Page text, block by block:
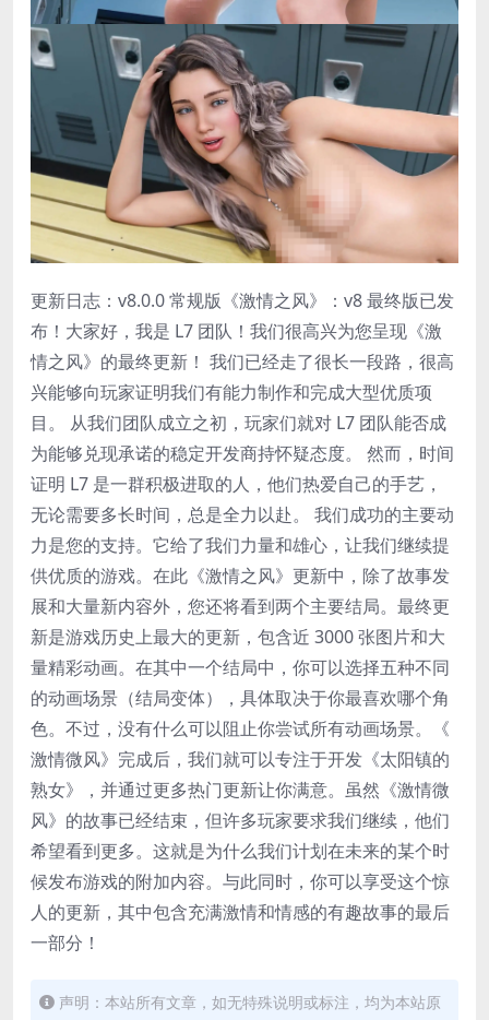
更新日志：v8.0.0 常规版《激情之风》：v8 最终版已发
布！大家好，我是 L7 团队！我们很高兴为您呈现《激
情之风》的最终更新！ 我们已经走了很长一段路，很高
兴能够向玩家证明我们有能力制作和完成大型优质项
目。 从我们团队成立之初，玩家们就对 L7 团队能否成
为能够兑现承诺的稳定开发商持怀疑态度。 然而，时间
证明 L7 是一群积极进取的人，他们热爱自己的手艺，
无论需要多长时间，总是全力以赴。 我们成功的主要动
力是您的支持。它给了我们力量和雄心，让我们继续提
供优质的游戏。在此《激情之风》更新中，除了故事发
展和大量新内容外，您还将看到两个主要结局。最终更
新是游戏历史上最大的更新，包含近 3000 张图片和大
量精彩动画。在其中一个结局中，你可以选择五种不同
的动画场景（结局变体），具体取决于你最喜欢哪个角
色。不过，没有什么可以阻止你尝试所有动画场景。《
激情微风》完成后，我们就可以专注于开发《太阳镇的
熟女》，并通过更多热门更新让你满意。虽然《激情微
风》的故事已经结束，但许多玩家要求我们继续，他们
希望看到更多。这就是为什么我们计划在未来的某个时
候发布游戏的附加内容。与此同时，你可以享受这个惊
人的更新，其中包含充满激情和情感的有趣故事的最后
一部分！
声明：本站所有文章，如无特殊说明或标注，均为本站原